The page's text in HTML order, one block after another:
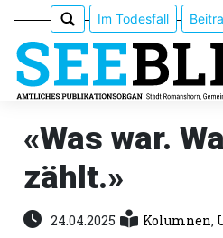
Epaper
Veranstaltungen
Im Todesfall
«Was war.
zählt.»
24.04.2025 Kolumnen,